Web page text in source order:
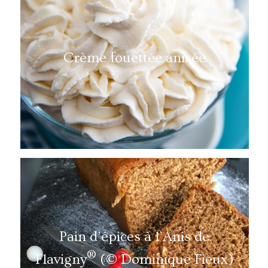
Crème fouettée anisée
Pain d’épices à l’Anis de
Flavigny®(© Dominique Fieux)